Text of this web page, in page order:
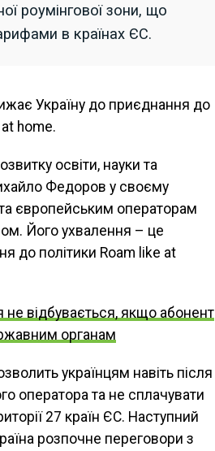
роумінгової зони, що
в країнах ЄС.
Україну до приєднання до
home.
освіти, науки та
Федоров у своєму
європейським операторам
Його ухвалення – це
до політики Roam like at
відбувається, якщо абонент
органам
українцям навіть після
оператора та не сплачувати
27 країн ЄС. Наступний
розпочне переговори з